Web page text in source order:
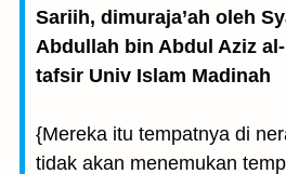
Sariih, dimuraja’ah oleh
Abdullah bin Abdul Aziz
tafsir Univ Islam Madinah
{Mereka itu tempatnya di
tidak akan menemukan